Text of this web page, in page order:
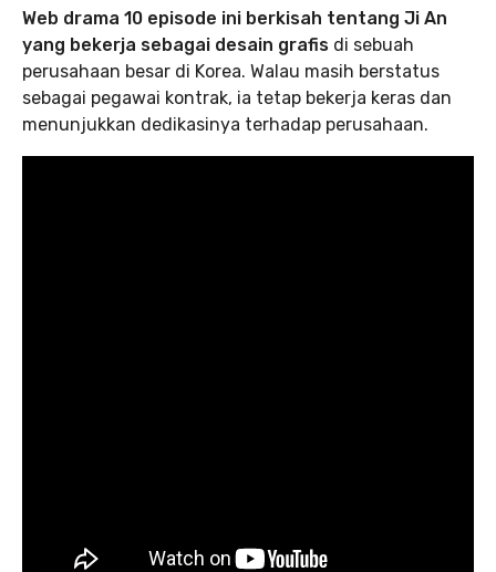
Web drama 10 episode ini berkisah tentang Ji An
yang bekerja sebagai desain grafis di sebuah
perusahaan besar di Korea. Walau masih berstatus
sebagai pegawai kontrak, ia tetap bekerja keras dan
menunjukkan dedikasinya terhadap perusahaan.